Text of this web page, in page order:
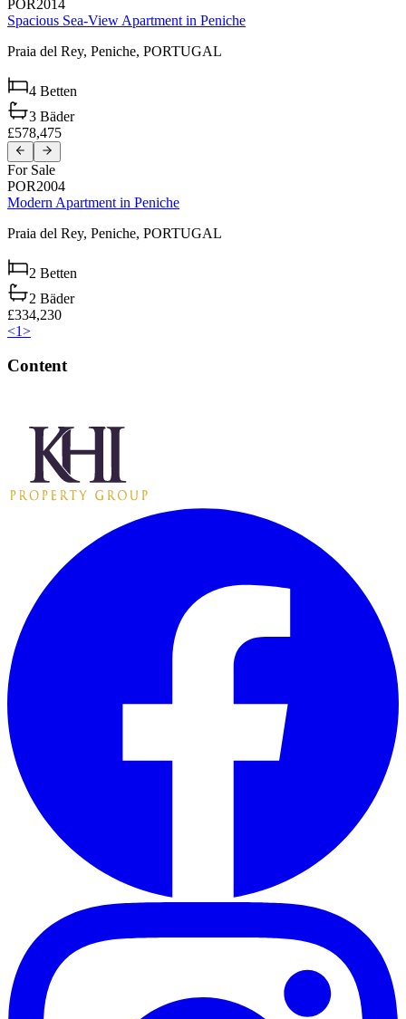
POR2014
Spacious Sea-View Apartment in Peniche
Praia del Rey, Peniche, PORTUGAL
4 Betten
3 Bäder
£578,475
For Sale
POR2004
Modern Apartment in Peniche
Praia del Rey, Peniche, PORTUGAL
2 Betten
2 Bäder
£334,230
<1>
Content